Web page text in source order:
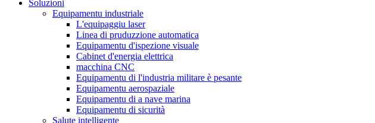
Soluzioni
Equipamentu industriale
L'equipaggiu laser
Linea di pruduzzione automatica
Equipamentu d'ispezione visuale
Cabinet d'energia elettrica
macchina CNC
Equipamentu di l'industria militare è pesante
Equipamentu aerospaziale
Equipamentu di a nave marina
Equipamentu di sicurità
Salute intelligente